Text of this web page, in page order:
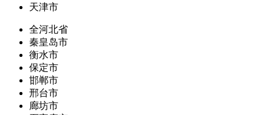
天津市
全河北省
秦皇岛市
衡水市
保定市
邯郸市
邢台市
廊坊市